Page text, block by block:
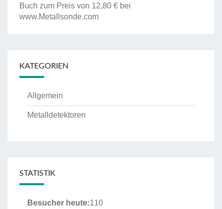
Buch zum Preis von 12,80 € bei
www.Metallsonde.com
KATEGORIEN
Allgemein
Metalldetektoren
STATISTIK
Besucher heute:110